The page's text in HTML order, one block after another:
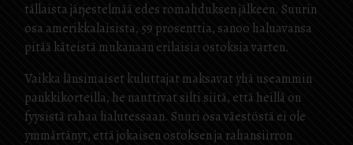
tällaista järjestelmää edes romahduksen jälkeen. Suurin
osa amerikkalaisista, 59 prosenttia, sanoo haluavansa
pitää käteistä mukanaan erilaisia ostoksia varten.
Vaikka länsimaiset kuluttajat maksavat yhä useammin
pankkikorteilla, he nauttivat silti siitä, että heillä on
fyysistä rahaa halutessaan. Suuri osa väestöstä ei ole
ymmärtänyt, että jokaisen ostoksen ja rahansiirron